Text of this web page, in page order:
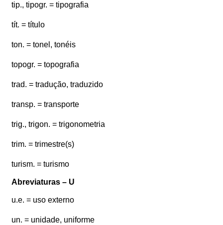
tip., tipogr. = tipografia
tít. = título
ton. = tonel, tonéis
topogr. = topografia
trad. = tradução, traduzido
transp. = transporte
trig., trigon. = trigonometria
trim. = trimestre(s)
turism. = turismo
Abreviaturas – U
u.e. = uso externo
un. = unidade, uniforme